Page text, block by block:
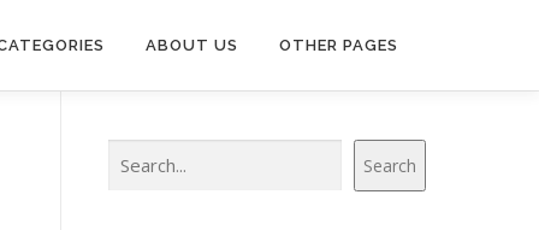
ABOUT US OTHER PAGES
Search